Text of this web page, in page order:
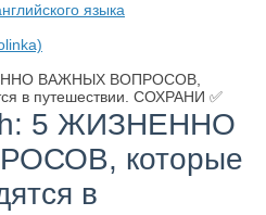
языка
ВАЖНЫХ ВОПРОСОВ,
в путешествии. СОХРАНИ ✅
5 ЖИЗНЕННО
которые
в